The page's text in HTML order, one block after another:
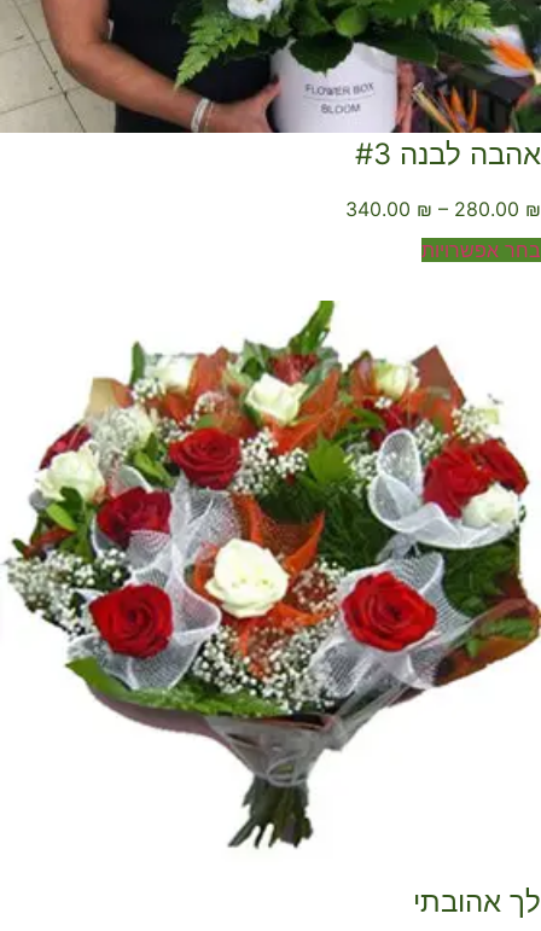
לבנה #3
280.00
–
₪
340.00
אפשרויות
אהובתי